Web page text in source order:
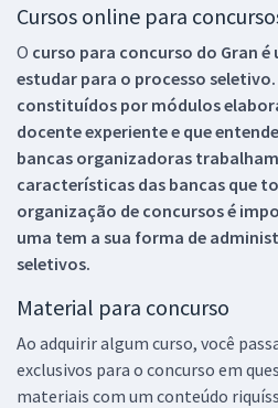
Cursos online para
O curso para concurso do Gran
estudar para o processo seletivo.
constituídos por módulos
docente experiente e que
bancas organizadoras
características das bancas que
organização de concursos é
uma tem a sua forma de
seletivos.
Material para concurso
Ao adquirir algum curso, você
exclusivos para o concurso em
materiais com um conteúdo